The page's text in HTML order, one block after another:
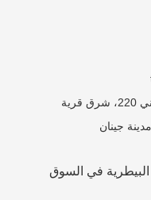
296 كم + 700 متر، الطريق الوطني 220، شرق قرية
جينان
البيطرية في السوق